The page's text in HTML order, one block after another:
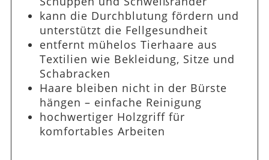
kann die Durchblutung fördern und
unterstützt die Fellgesundheit
entfernt mühelos Tierhaare aus
Textilien wie Bekleidung, Sitze und
Schabracken
Haare bleiben nicht in der Bürste
hängen – einfache Reinigung
hochwertiger Holzgriff für
komfortables Arbeiten